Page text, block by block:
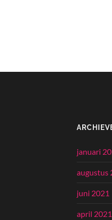
januari
augustus
juni 2021
april 2021